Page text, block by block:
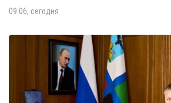
09:06, сегодня